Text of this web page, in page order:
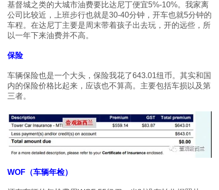
基督城之类的大城市油费要比达尼丁便宜5%-10%。我家离
公司比较近，上班步行也就是30-40分钟，开车也就5分钟的
车程。在达尼丁主要是周末带着孩子出去玩，开的远些，所
以一年下来油费并不高。
保险
车辆保险也是一个大头，保险我花了643.01纽币。其实和国
内的保险价格比起来，应该也不算高。主要包括车损以及第
三者。
WOF（车辆年检）